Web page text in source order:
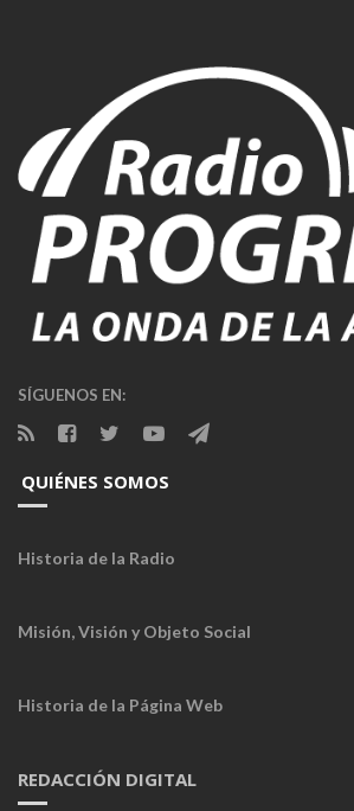
SÍGUENOS EN:
QUIÉNES SOMOS
Historia de la Radio
Misión, Visión y Objeto Social
Historia de la Página Web
REDACCIÓN DIGITAL